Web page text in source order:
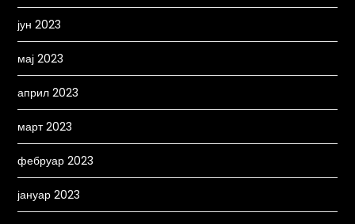
јун 2023
мај 2023
април 2023
март 2023
фебруар 2023
јануар 2023